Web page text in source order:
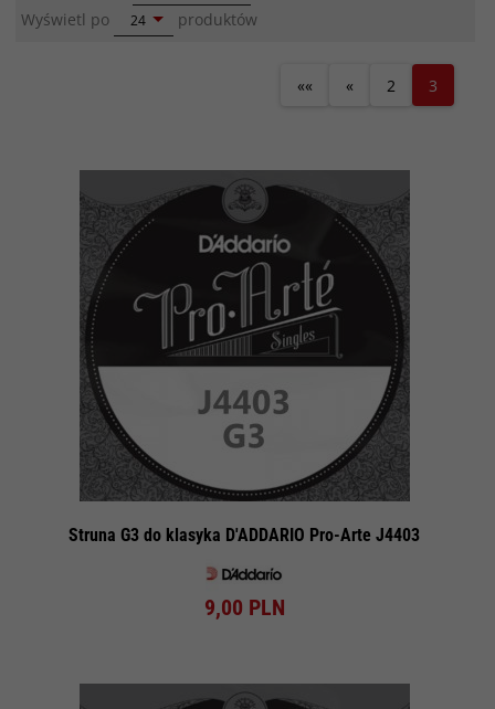
Wyświetl po pop
24 produktów
«« « 2 3
Struna G3 do klasyka D'ADDARIO Pro-Arte J4403
9,00 PLN